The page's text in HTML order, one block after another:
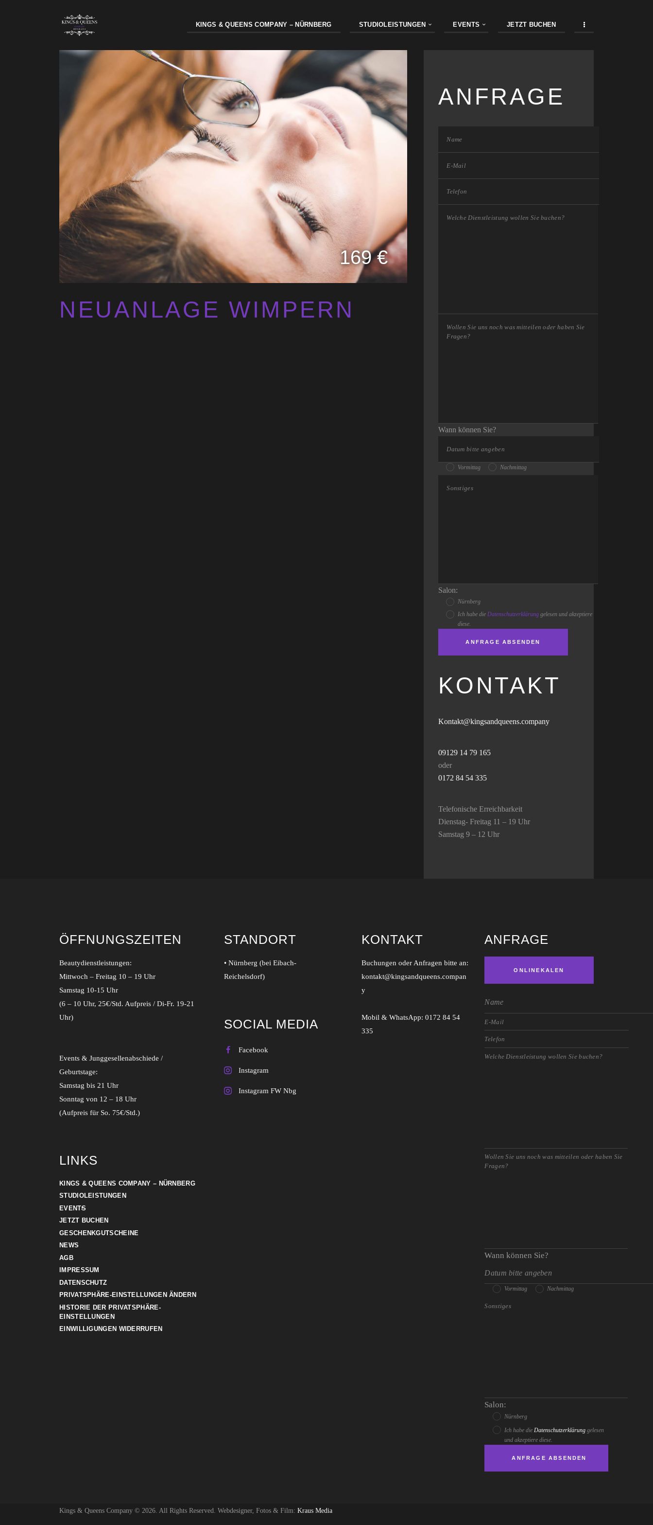
KINGS & QUEENS COMPANY – NÜRNBERG STUDIOLEISTUNGEN EVENTS JETZT BUCHEN
169 €
NEUANLAGE WIMPERN
ANFRAGE
Wann können Sie?
Vormittag Nachmittag
Salon:
Nürnberg
Ich habe dieDatenschutzerklärung gelesen und akzeptiere
diese.
KONTAKT
Kontakt@kingsandqueens.company
09129 14 79 165
oder
0172 84 54 335
Telefonische Erreichbarkeit
Dienstag- Freitag 11 – 19 Uhr
Samstag 9 – 12 Uhr
ÖFFNUNGSZEITEN
Beautydienstleistungen:
Mittwoch – Freitag 10 – 19 Uhr
Samstag 10-15 Uhr
(6 – 10 Uhr, 25€/Std. Aufpreis / Di-Fr. 19-21
Uhr)
Events & Junggesellenabschiede /
Geburtstage:
Samstag bis 21 Uhr
Sonntag von 12 – 18 Uhr
(Aufpreis für So. 75€/Std.)
LINKS
KINGS & QUEENS COMPANY – NÜRNBERG
STUDIOLEISTUNGEN
EVENTS
JETZT BUCHEN
GESCHENKGUTSCHEINE
NEWS
AGB
IMPRESSUM
DATENSCHUTZ
PRIVATSPHÄRE-EINSTELLUNGEN ÄNDERN
HISTORIE DER PRIVATSPHÄRE-
EINSTELLUNGEN
EINWILLIGUNGEN WIDERRUFEN
STANDORT
• Nürnberg (bei Eibach-
Reichelsdorf)
SOCIAL MEDIA
Facebook
Instagram
Instagram FW Nbg
KONTAKT
Buchungen oder Anfragen bitte an:
kontakt@kingsandqueens.compan
y
Mobil & WhatsApp: 0172 84 54
335
ANFRAGE
ONLINEKALEN
Wann können Sie?
Vormittag Nachmittag
Salon:
Nürnberg
Ich habe dieDatenschutzerklärung gelesen
und akzeptiere diese.
Kings & Queens Company © 2026. All Rights Reserved. Webdesigner, Fotos & Film: Kraus Media